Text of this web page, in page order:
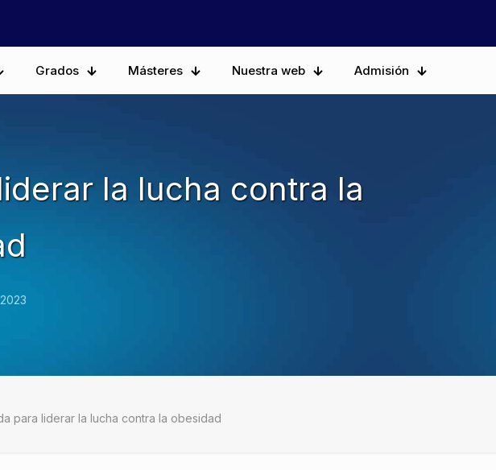
Grados Másteres Nuestra web Admisión
la lucha contra la
para liderar la lucha contra la obesidad